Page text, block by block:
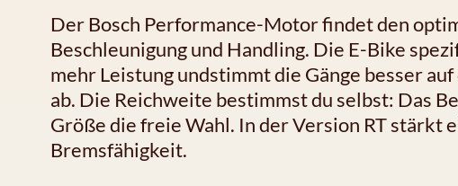
Der Bosch Performance-Motor findet den
Beschleunigung und Handling. Die E-Bike
mehr Leistung undstimmt die Gänge besser
ab. Die Reichweite bestimmst du selbst: Das
Größe die freie Wahl. In der Version RT
Bremsfähigkeit.